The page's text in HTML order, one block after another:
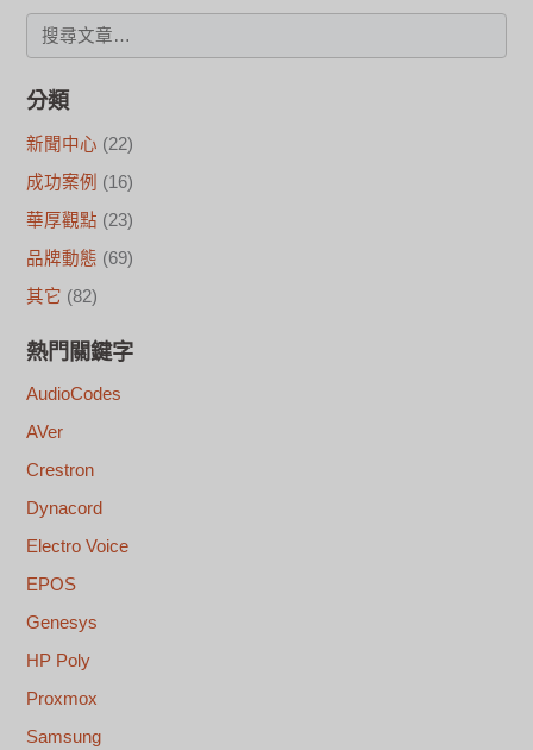
分類
新聞中心 (22)
成功案例 (16)
華厚觀點 (23)
品牌動態 (69)
其它 (82)
熱門關鍵字
AudioCodes
AVer
Crestron
Dynacord
Electro Voice
EPOS
Genesys
HP Poly
Proxmox
Samsung